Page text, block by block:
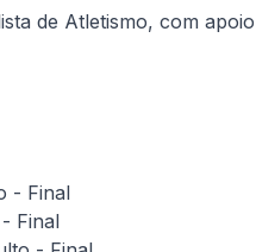
de Atletismo, com
- Final
Final